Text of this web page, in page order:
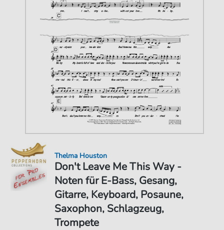
Don't Leave Me This Way -
Noten für E-Bass, Gesang,
Gitarre, Keyboard, Posaune,
Saxophon, Schlagzeug,
Trompete
Thelma Houston